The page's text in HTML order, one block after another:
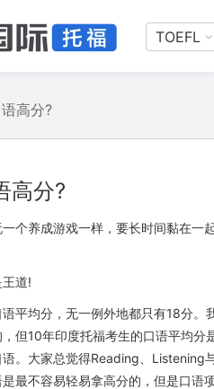
TOEFL
高分?
高分?
个养成游戏一样，要长时间黏在
道!
平均分，无一例外地都只有18分
但10年印度托福考生的口语平均
。大家总觉得Reading、
最不容易轻易拿高分的，但是口